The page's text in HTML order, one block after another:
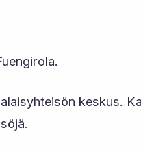
keskus.